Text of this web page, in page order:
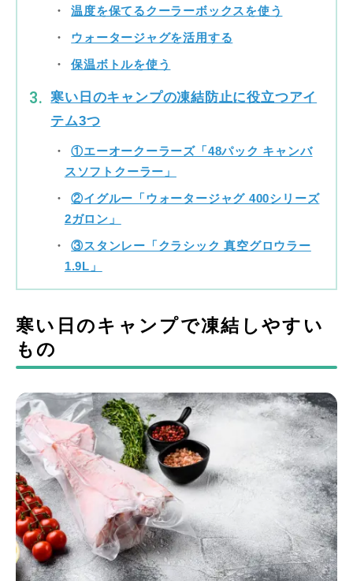
温度を保てるクーラーボックスを使う
ウォータージャグを活用する
保温ボトルを使う
寒い日のキャンプの凍結防止に役立つアイ
テム3つ
①エーオークーラーズ「48パック キャンバ
スソフトクーラー」
②イグルー「ウォータージャグ 400シリーズ
2ガロン」
③スタンレー「クラシック 真空グロウラー
1.9L」
寒い日のキャンプで凍結しやすい
もの